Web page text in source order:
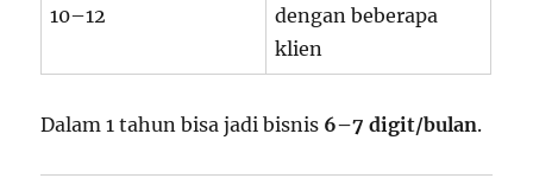
10–12
dengan beberapa
klien
Dalam 1 tahun bisa jadi bisnis 6–7 digit/bulan.